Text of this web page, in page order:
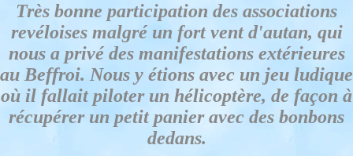
Très bonne participation des associations
revéloises malgré un fort vent d'autan, qui
nous a privé des manifestations extérieures
au Beffroi. Nous y étions avec un jeu ludique
où il fallait piloter un hélicoptère, de façon à
récupérer un petit panier avec des bonbons
dedans.